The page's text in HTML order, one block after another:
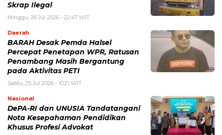
Skrap Ilegal
Minggu, 26 Jul 2026 - 22:47 WIT
Daerah
BARAH Desak Pemda Halsel
Percepat Penetapan WPR, Ratusan
Penambang Masih Bergantung
pada Aktivitas PETI
Sabtu, 25 Jul 2026 - 10:21 WIT
Nasional
DePA-RI dan UNUSIA Tandatangani
Nota Kesepahaman Pendidikan
Khusus Profesi Advokat